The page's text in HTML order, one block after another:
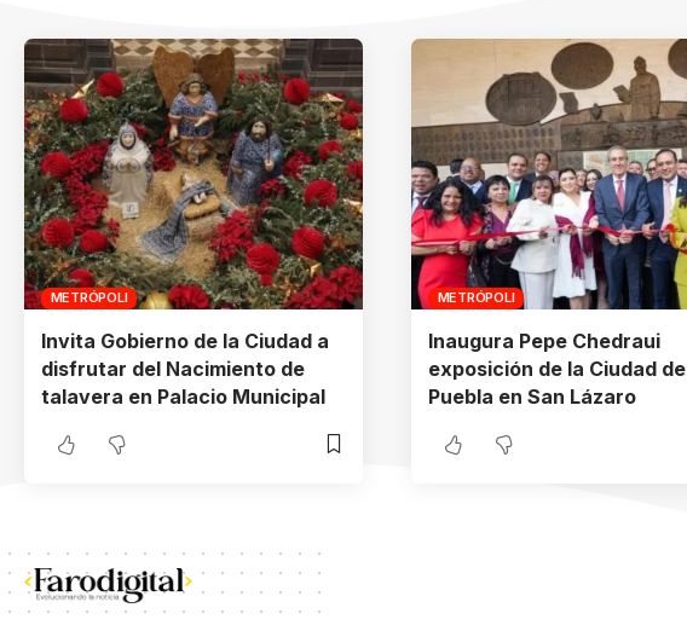
METRÓPOLI
Invita Gobierno de la Ciudad a
disfrutar del Nacimiento de
talavera en Palacio Municipal
METRÓPOLI
Inaugura Pepe Chedraui
exposición de la Ciudad de
Puebla en San Lázaro